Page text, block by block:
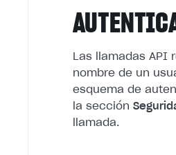
Las llamadas API
nombre de un
esquema de
la sección
llamada.